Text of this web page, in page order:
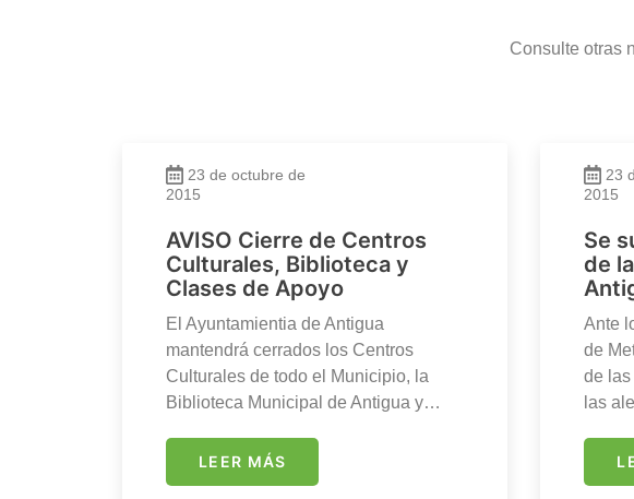
Consulte otras
23 de octubre de
2015
AVISO Cierre de Centros
Culturales, Biblioteca y
Clases de Apoyo
El Ayuntamientia de Antigua
mantendrá cerrados los Centros
Culturales de todo el Municipio, la
Biblioteca Municipal de Antigua y…
LEER MÁS
23
2015
Se
de
Ante
de
de
las